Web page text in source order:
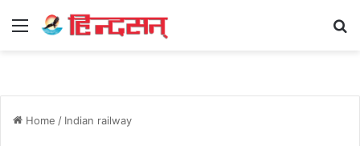
Menu
Home / Indian railway